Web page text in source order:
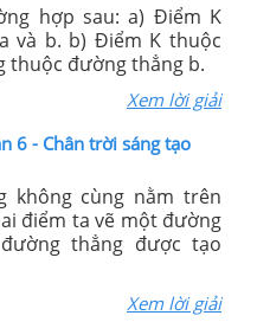
sau: a) Điểm K
K thuộc
thuộc đường thẳng b.
Xem lời giải
6 - Chân trời sáng tạo
không cùng nằm trên
điểm ta vẽ một đường
thẳng được tạo
Xem lời giải